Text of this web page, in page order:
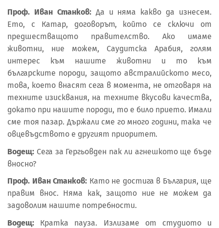
Проф. Иван Станков:Да и няма какво да изнесем.
Ето, с Катар, договорът, който се сключи от
предшестващото правителство. Ако имаме
животни, ние можем, Саудитска Арабия, голям
интерес към нашите животни и то към
българските породи, защото австралийското месо,
това, което внасят сега в момента, не отговаря на
техните изисквания, на техните вкусови качества,
докато при нашите породи, то е било прието. Имали
сме тоя пазар. Държали сме го много години, така че
овцевъдството е другият приоритет.
Водещ: Сега за Гергьовден пак ли агнешкото ще бъде
вносно?
Проф. Иван Станков: Като не достига в България, ще
правим внос. Няма как, защото ние не можем да
задоволим нашите потребности.
Водещ: Кратка пауза. Излизаме от студиото и